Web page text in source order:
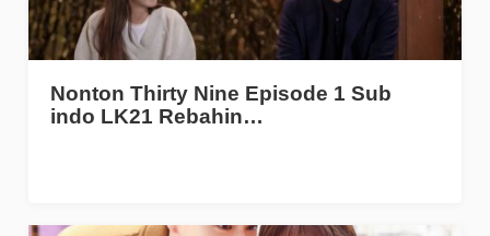
Nonton Thirty Nine Episode 1 Sub
indo LK21 Rebahin…